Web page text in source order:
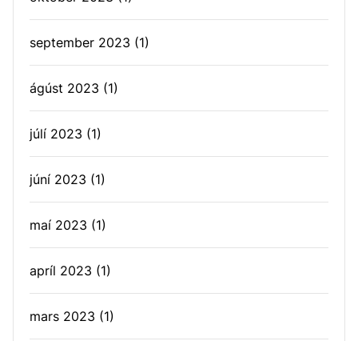
september 2023 (1)
ágúst 2023 (1)
júlí 2023 (1)
júní 2023 (1)
maí 2023 (1)
apríl 2023 (1)
mars 2023 (1)